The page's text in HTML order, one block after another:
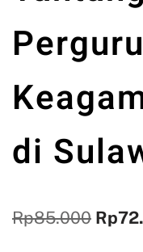
di
Rp85.000 Rp